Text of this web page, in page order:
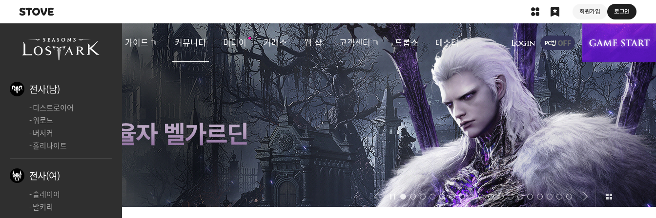
회원가입 로그인
새소식 게임정보 가이드 커뮤니티 미디어 거래소 웹 샵 고객센터 드롭스 테스터
상단 메뉴
전사(남)
디스트로이어
워로드
버서커
홀리나이트
전사(여)
슬레이어
발키리